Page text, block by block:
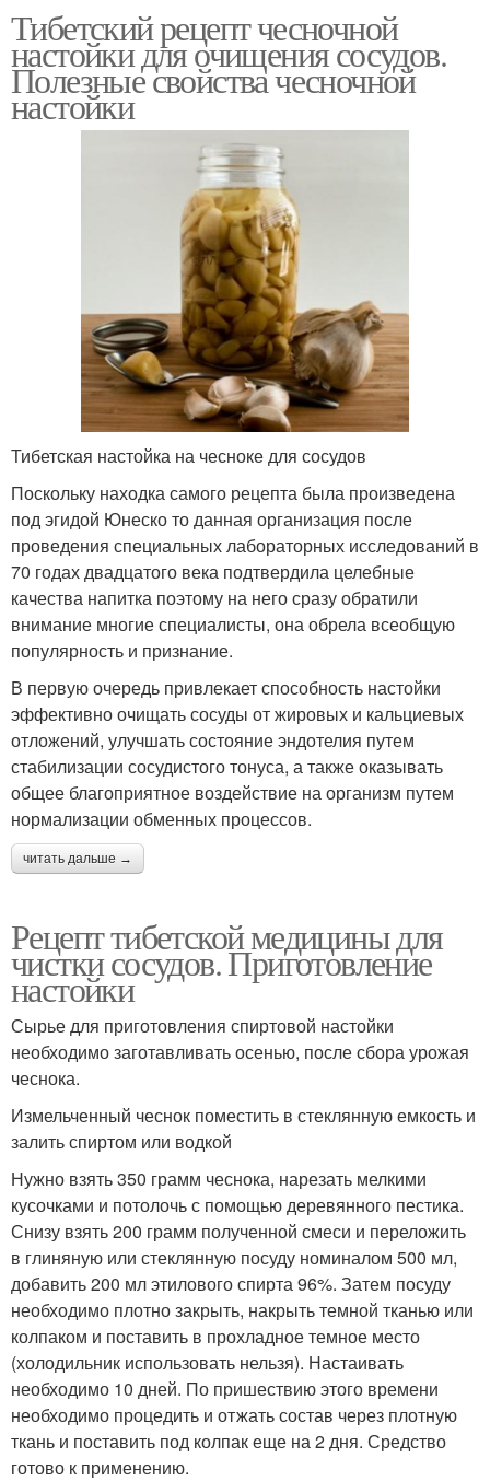
Тибетский рецепт чесночной
настойки для очищения сосудов.
Полезные свойства чесночной
настойки
Тибетская настойка на чесноке для сосудов
Поскольку находка самого рецепта была произведена
под эгидой Юнеско то данная организация после
проведения специальных лабораторных исследований в
70 годах двадцатого века подтвердила целебные
качества напитка поэтому на него сразу обратили
внимание многие специалисты, она обрела всеобщую
популярность и признание.
В первую очередь привлекает способность настойки
эффективно очищать сосуды от жировых и кальциевых
отложений, улучшать состояние эндотелия путем
стабилизации сосудистого тонуса, а также оказывать
общее благоприятное воздействие на организм путем
нормализации обменных процессов.
читать дальше →
Рецепт тибетской медицины для
чистки сосудов. Приготовление
настойки
Сырье для приготовления спиртовой настойки
необходимо заготавливать осенью, после сбора урожая
чеснока.
Измельченный чеснок поместить в стеклянную емкость и
залить спиртом или водкой
Нужно взять 350 грамм чеснока, нарезать мелкими
кусочками и потолочь с помощью деревянного пестика.
Снизу взять 200 грамм полученной смеси и переложить
в глиняную или стеклянную посуду номиналом 500 мл,
добавить 200 мл этилового спирта 96%. Затем посуду
необходимо плотно закрыть, накрыть темной тканью или
колпаком и поставить в прохладное темное место
(холодильник использовать нельзя). Настаивать
необходимо 10 дней. По пришествию этого времени
необходимо процедить и отжать состав через плотную
ткань и поставить под колпак еще на 2 дня. Средство
готово к применению.